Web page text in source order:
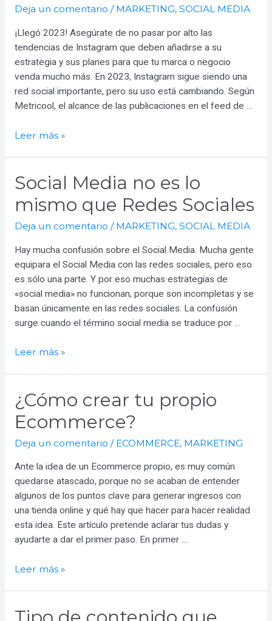
Deja un comentario / MARKETING, SOCIAL MEDIA
¡Llegó 2023! Asegúrate de no pasar por alto las
tendencias de Instagram que deben añadirse a su
estrategia y sus planes para que tu marca o negocio
venda mucho más. En 2023, Instagram sigue siendo una
red social importante, pero su uso está cambiando. Según
Metricool, el alcance de las publicaciones en el feed de …
3
Instagram
para
2023:
¡Conócelas!
Leer más »
Social Media no es lo
mismo que Redes Sociales
Deja un comentario / MARKETING, SOCIAL MEDIA
Hay mucha confusión sobre el Social Media. Mucha gente
equipara el Social Media con las redes sociales, pero eso
es sólo una parte. Y por eso muchas estrategias de
«social media» no funcionan, porque son incompletas y se
basan únicamente en las redes sociales. La confusión
surge cuando el término social media se traduce por …
Social
es
lo
mismo
que
Sociales
Leer más »
¿Cómo crear tu propio
Ecommerce?
Deja un comentario / ECOMMERCE, MARKETING
Ante la idea de un Ecommerce propio, es muy común
quedarse atascado, porque no se acaban de entender
algunos de los puntos clave para generar ingresos con
una tienda online y qué hay que hacer para hacer realidad
esta idea. Este artículo pretende aclarar tus dudas y
ayudarte a dar el primer paso. En primer …
¿Cómo
propio
Leer más »